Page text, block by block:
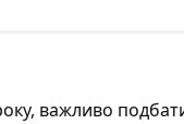
важливо